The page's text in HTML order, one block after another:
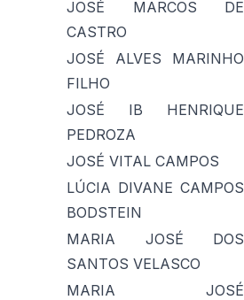
JOSÉ MARCOS DE
CASTRO
JOSÉ ALVES MARINHO
FILHO
JOSÉ IB HENRIQUE
PEDROZA
JOSÉ VITAL CAMPOS
LÚCIA DIVANE CAMPOS
BODSTEIN
MARIA JOSÉ DOS
SANTOS VELASCO
MARIA JOSÉ